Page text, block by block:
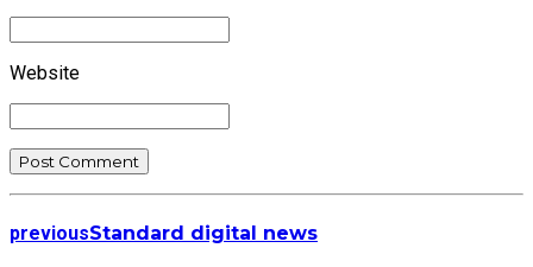
Website
Post Comment
previousStandard digital news